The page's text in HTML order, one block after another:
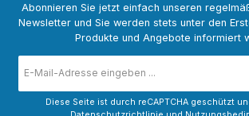
Abonnieren Sie jetzt einfach unseren
Newsletter und Sie werden stets unter den
Produkte und Angebote informiert
Mail-
Diese Seite ist durch reCAPTCHA geschützt